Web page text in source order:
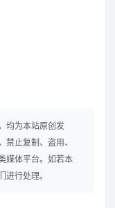
均为本站原创发
禁止复制、盗用、
媒体平台。如若本
进行处理。